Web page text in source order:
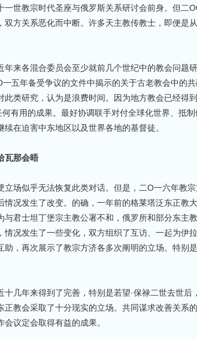
世教宗时代圣座与俄罗斯关系研讨会前身。但二
双方关系恶化而中断。许多天主教传教士，即便是
年来各混合委员会至少就前几个世纪中的教会问题
五年备受争议的文件中揭示的关于古老教会中的共
此类研究，认为是浪费时间。因为地方教会已经得
有用的成果。最好协调联手对付全球化世界、抵制
在迫害中东地区以及世界各地的基督徒。
瓦那会晤
立场似乎无法恢复此类对话。但是，二O一六年教
情况发生了改变。的确，一年前的格莱塔泛东正教
君士坦丁堡宗主教公署不和，俄罗所和部分东主
情况发生了一些变化，双方组织了互访、一起为伊
助，再次展示了教宗方济各多次阐明的立场。特别
几年来得到了完善，特别是若望·保禄二世去世后
正教会采取了十分现实的立场。共同谋求改善关系
议定会取得有益的成果。